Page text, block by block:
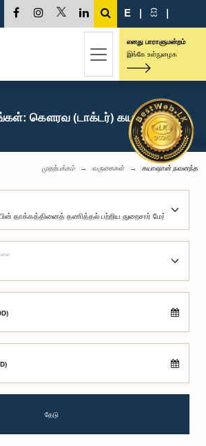
E | සි |
எனது பாராளுமன்றம்
இங்கே உள்நுழைக
கௌரவ (டாக்டர்) கயாஷான்
முதற்பக்கம் வருகைகள் கயாஷான் நவனந்த
தேடு